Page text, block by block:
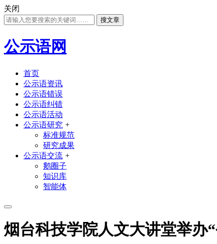
关闭
搜文章
公示语网
首页
公示语资讯
公示语错误
公示语纠错
公示语活动
公示语研究 +
标准规范
研究成果
公示语交流 +
鹅圈子
知识库
智能体
烟台科技学院人文大讲堂举办